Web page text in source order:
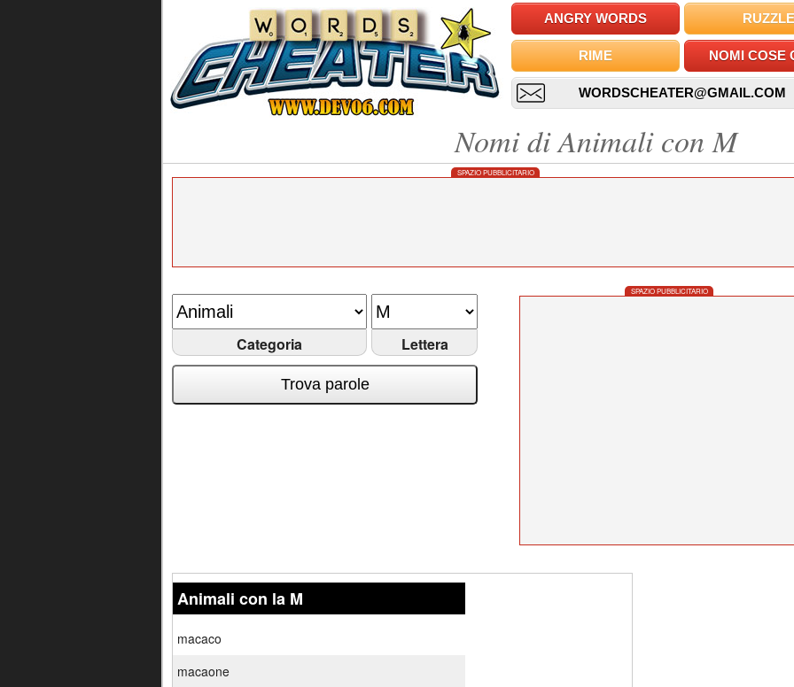
ANGRY WORDS RUZZLE
RIME NOMI COSE
WORDSCHEATER@GMAIL.COM
Nomi di Animali con M
SPAZIO PUBBLICITARIO
Categoria Lettera
Trova parole
SPAZIO PUBBLICITARIO
Animali con la M
macaco
macaone